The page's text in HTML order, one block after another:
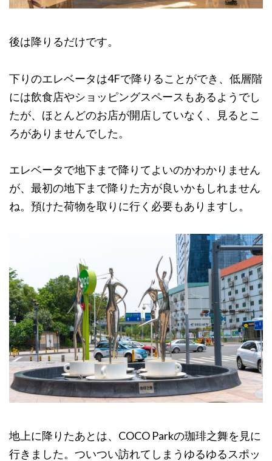
後は降りるだけです。
下りのエレベータは4Fで降りることができ、低層階
には飲食店やショッピングスペースもあるようでし
たが、ほとんどのお店が開店していなく、見るとこ
ろがありませんでした。
エレベータで地下まで降りてよいのかわかりません
が、最初の地下まで降りた方が良いかもしれません
ね。預けた荷物を取りに行く必要もありますし。
地上に降りたあとは、COCO Parkの珈琲之舞を見に
行きました。ついつい訪れてしまうゆるゆるスポッ